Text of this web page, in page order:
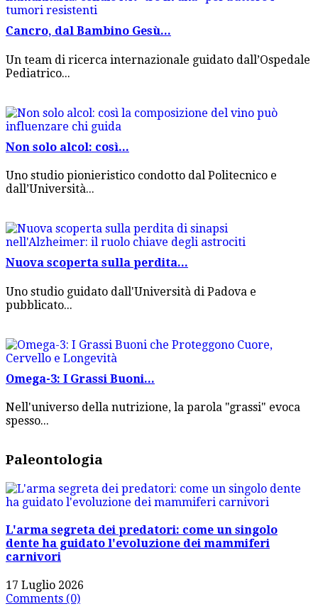
Cancro, dal Bambino Gesù...
Un team di ricerca internazionale guidato dall’Ospedale
Pediatrico...
Non solo alcol: così...
Uno studio pionieristico condotto dal Politecnico e
dall’Università...
Nuova scoperta sulla perdita...
Uno studio guidato dall'Università di Padova e
pubblicato...
Omega-3: I Grassi Buoni...
Nell'universo della nutrizione, la parola "grassi" evoca
spesso...
Paleontologia
L'arma segreta dei predatori: come un singolo
dente ha guidato l'evoluzione dei mammiferi
carnivori
17 Luglio 2026
Comments (0)